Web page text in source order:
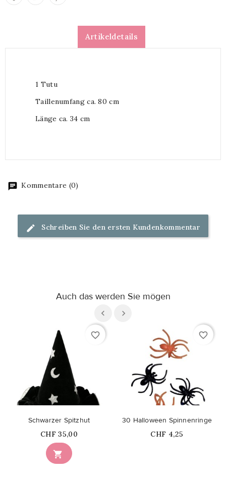
Artikeldetails
1 Tutu
Taillenumfang ca. 80 cm
Länge ca. 34 cm
Kommentare (0)
Schreiben Sie den ersten Kundenkommentar
Auch das werden Sie mögen
favorite_border

Schwarzer Spitzhut
Price
CHF 35,00
favorite_border
30 Halloween Spinnenringe
Price
CHF 4,25